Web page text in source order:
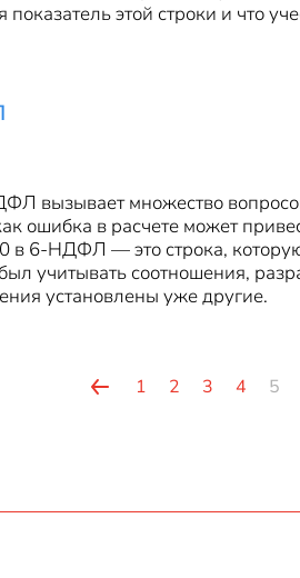
этой строки и что
вызывает множество
ошибка в расчете может
в 6-НДФЛ — это строка,
учитывать соотношения,
установлены уже другие.
1 2 3 4 5